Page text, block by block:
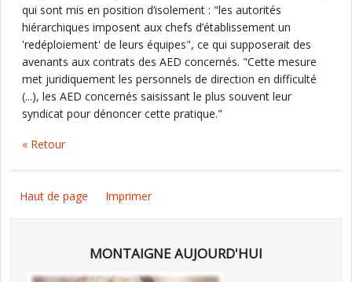
qui sont mis en position d’isolement : "les autorités
hiérarchiques imposent aux chefs d’établissement un
'redéploiement' de leurs équipes", ce qui supposerait des
avenants aux contrats des AED concernés. "Cette mesure
met juridiquement les personnels de direction en difficulté
(...), les AED concernés saisissant le plus souvent leur
syndicat pour dénoncer cette pratique."
« Retour
Haut de page Imprimer
MONTAIGNE AUJOURD'HUI